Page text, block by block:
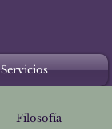
Servicios
Filosofía